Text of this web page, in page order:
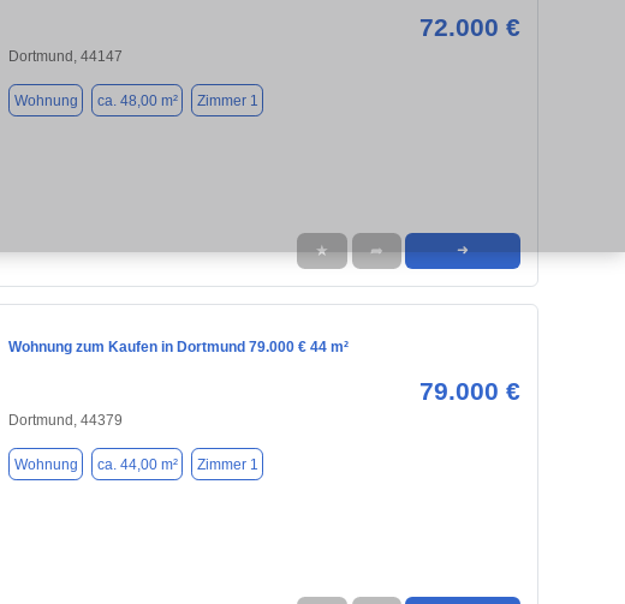
72.000 €
Dortmund, 44147
Wohnung ca. 48,00 m² Zimmer 1
★ ➦ ➜
Wohnung zum Kaufen in Dortmund 79.000 € 44 m²
79.000 €
Dortmund, 44379
Wohnung ca. 44,00 m² Zimmer 1